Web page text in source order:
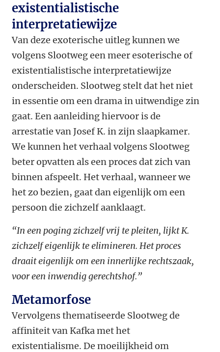
existentialistische
interpretatiewijze
Van deze exoterische uitleg kunnen we
volgens Slootweg een meer esoterische of
existentialistische interpretatiewijze
onderscheiden. Slootweg stelt dat het niet
in essentie om een drama in uitwendige zin
gaat. Een aanleiding hiervoor is de
arrestatie van Josef K. in zijn slaapkamer.
We kunnen het verhaal volgens Slootweg
beter opvatten als een proces dat zich van
binnen afspeelt. Het verhaal, wanneer we
het zo bezien, gaat dan eigenlijk om een
persoon die zichzelf aanklaagt.
“In een poging zichzelf vrij te pleiten, lijkt K.
zichzelf eigenlijk te elimineren. Het proces
draait eigenlijk om een innerlijke rechtszaak,
voor een inwendig gerechtshof.”
Metamorfose
Vervolgens thematiseerde Slootweg de
affiniteit van Kafka met het
existentialisme. De moeilijkheid om